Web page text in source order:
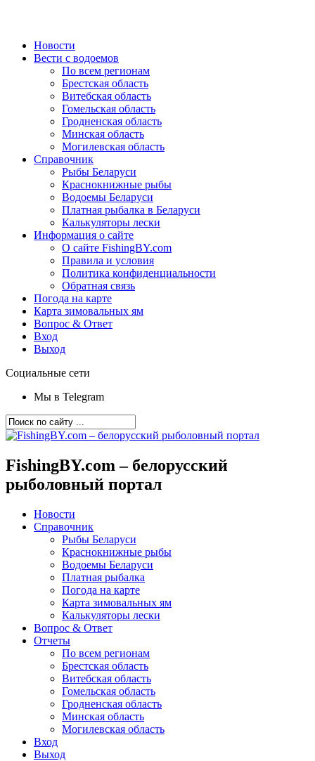
Новости
Вести с водоемов
По всем регионам
Брестская область
Витебская область
Гомельская область
Гродненская область
Минская область
Могилевская область
Справочник
Рыбы Беларуси
Краснокнижные рыбы
Водоемы Беларуси
Платная рыбалка в Беларуси
Калькуляторы лески
Информация о сайте
О сайте FishingBY.com
Правила и условия
Политика конфиденциальности
Обратная связь
Погода на карте
Карта зимовальных ям
Вопрос & Ответ
Вход
Выход
Социальные сети
Мы в Telegram
FishingBY.com – белорусский
рыболовный портал
Новости
Справочник
Рыбы Беларуси
Краснокнижные рыбы
Водоемы Беларуси
Платная рыбалка
Погода на карте
Карта зимовальных ям
Калькуляторы лески
Вопрос & Ответ
Отчеты
По всем регионам
Брестская область
Витебская область
Гомельская область
Гродненская область
Минская область
Могилевская область
Вход
Выход